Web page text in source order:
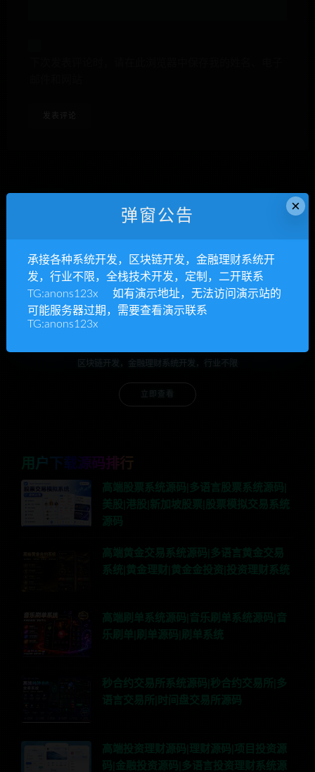
anons123x
立即查看
区块链开发，金融理财系统开发，行业不限
立即查看
用户下载源码排行
高端股票系统源码|多语言股票系统源码|
美股|港股|新加坡股票|股票模拟交易系统
源码
高端黄金交易系统源码|多语言黄金交易
系统|黄金理财|黄金金投资|投资理财系统
高端刷单系统源码|音乐刷单系统源码|音
乐刷单|刷单源码|刷单系统
秒合约交易所系统源码|秒合约交易所|多
语言交易所|时间盘交易所源码
高端投资理财源码|理财源码|项目投资源
码|金融投资源码|多语言投资理财系统源
×
弹窗公告
承接各种系统开发，区块链开发，金融理财系统开
发，行业不限，全栈技术开发，定制，二开联系
TG:anons123x 如有演示地址，无法访问演示站的
可能服务器过期，需要查看演示联系
TG:anons123x